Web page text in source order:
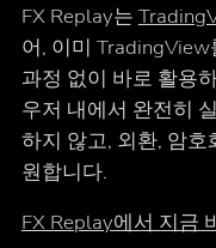
FX Replay는
어, 이미
과정 없이 바로 활용
우저 내에서 완전히
하지 않고, 외환, 암호
원합니다.
FX Replay에서 지금